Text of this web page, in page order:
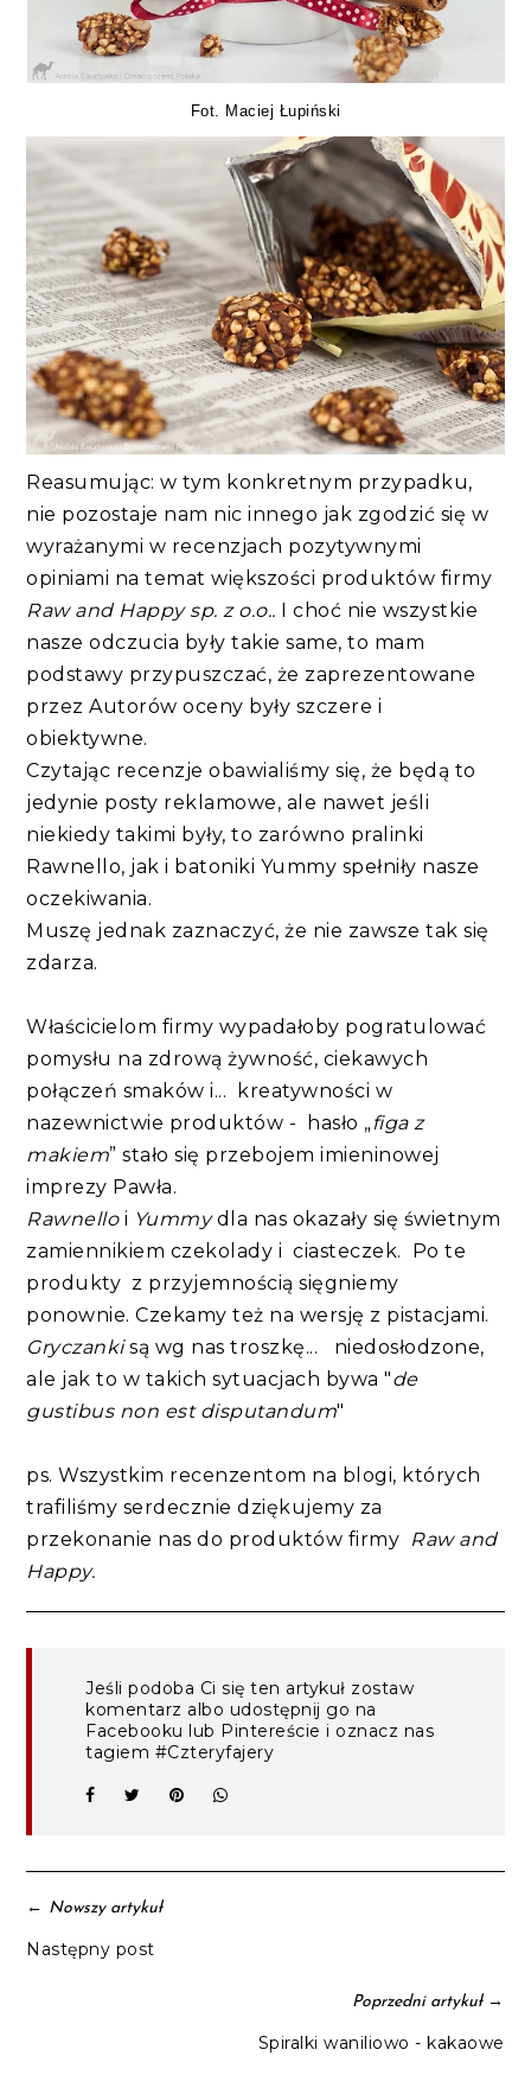
Fot. Maciej Łupiński
Reasumując: w tym konkretnym przypadku,
nie pozostaje nam nic innego jak zgodzić się w
wyrażanymi w recenzjach pozytywnymi
opiniami na temat większości produktów firmy
Raw and Happy sp. z o.o.. I choć nie wszystkie
nasze odczucia były takie same, to mam
podstawy przypuszczać, że zaprezentowane
przez Autorów oceny były szczere i
obiektywne.
Czytając recenzje obawialiśmy się, że będą to
jedynie posty reklamowe, ale nawet jeśli
niekiedy takimi były, to zarówno pralinki
Rawnello, jak i batoniki Yummy spełniły nasze
oczekiwania.
Muszę jednak zaznaczyć, że nie zawsze tak się
zdarza.
Właścicielom firmy wypadałoby pogratulować
pomysłu na zdrową żywność, ciekawych
połączeń smaków i... kreatywności w
nazewnictwie produktów - hasło „figa z
makiem” stało się przebojem imieninowej
imprezy Pawła.
Rawnelloi Yummydla nas okazały się świetnym
zamiennikiem czekolady i ciasteczek. Po te
produkty z przyjemnością sięgniemy
ponownie. Czekamy też na wersję z pistacjami.
Gryczankisą wg nas troszkę... niedosłodzone,
ale jak to w takich sytuacjach bywa "de
gustibus non est disputandum"
ps. Wszystkim recenzentom na blogi, których
trafiliśmy serdecznie dziękujemy za
przekonanie nas do produktów firmy Raw and
Happy.
Jeśli podoba Ci się ten artykuł zostaw
komentarz albo udostępnij go na
Facebooku lub Pintereście i oznacz nas
tagiem #Czteryfajery
← Nowszy artykuł
Następny post
Poprzedni artykuł→
Spiralki waniliowo - kakaowe